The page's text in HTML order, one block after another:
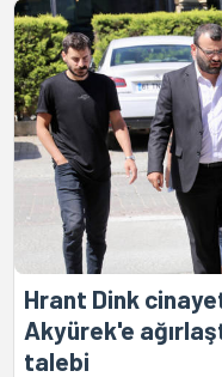
Hrant Dink
Akyürek'e
talebi